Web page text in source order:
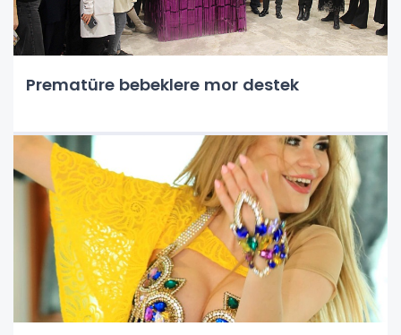
Prematüre bebeklere mor destek